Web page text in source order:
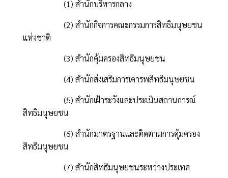
(1) สำนักบริหารกลาง
(2) สำนักกิจการคณะกรรมการสิทธิมนุษยชน
แห่งชาติ
(3) สำนักคุ้มครองสิทธิมนุษยชน
(4) สำนักส่งเสริมการเคารพสิทธิมนุษยชน
(5) สำนักเฝ้าระวังและประเมินสถานการณ์
สิทธิมนุษยชน
(6) สำนักมาตรฐานและติดตามการคุ้มครอง
สิทธิมนุษยชน
(7) สำนักสิทธิมนุษยชนระหว่างประเทศ